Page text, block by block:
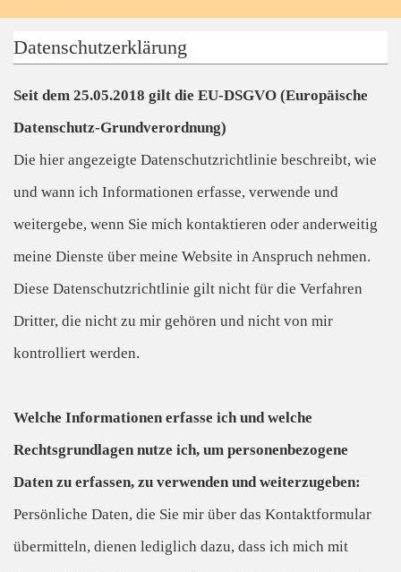
Datenschutzerklärung
Seit dem 25.05.2018 gilt die EU-DSGVO (Europäische
Datenschutz-Grundverordnung)
Die hier angezeigte Datenschutzrichtlinie beschreibt, wie
und wann ich Informationen erfasse, verwende und
weitergebe, wenn Sie mich kontaktieren oder anderweitig
meine Dienste über meine Website in Anspruch nehmen.
Diese Datenschutzrichtlinie gilt nicht für die Verfahren
Dritter, die nicht zu mir gehören und nicht von mir
kontrolliert werden.
Welche Informationen erfasse ich und welche
Rechtsgrundlagen nutze ich, um personenbezogene
Daten zu erfassen, zu verwenden und weiterzugeben:
Persönliche Daten, die Sie mir über das Kontaktformular
übermitteln, dienen lediglich dazu, dass ich mich mit